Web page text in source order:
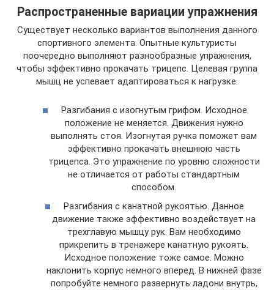
Распространенные вариации упражнения
Существует несколько вариантов выполнения данного
спортивного элемента. Опытные культуристы
поочередно выполняют разнообразные упражнения,
чтобы эффективно прокачать трицепс. Целевая группа
мышц не успевает адаптироваться к нагрузке.
Разгибания с изогнутым грифом. Исходное
положение не меняется. Движения нужно
выполнять стоя. Изогнутая ручка поможет вам
эффективно прокачать внешнюю часть
трицепса. Это упражнение по уровню сложности
не отличается от работы стандартным
способом.
Разгибания с канатной рукоятью. Данное
движение также эффективно воздействует на
трехглавую мышцу рук. Вам необходимо
прикрепить в тренажере канатную рукоять.
Исходное положение тоже самое. Можно
наклонить корпус немного вперед. В нижней фазе
попробуйте немного развернуть ладони внутрь,